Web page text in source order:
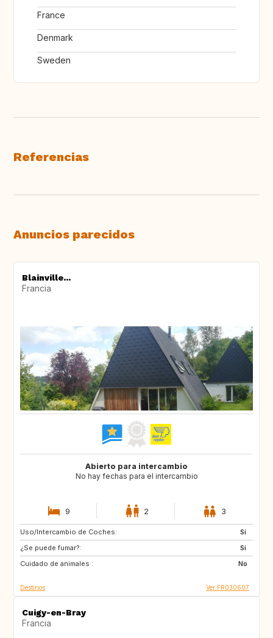
France
Denmark
Sweden
Referencias
Anuncios parecidos
Blainville...
Francia
Abierto para intercambio
No hay fechas para el intercambio
9 2 3
Uso/Intercambio de Coches:
Si
¿Se puede fumar?:
Si
Cuidado de animales :
No
IS
GB
CA
Destinos Ver FR030607
Cuigy-en-Bray
Francia